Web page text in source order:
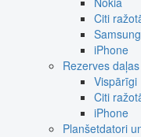
Citi
iPhone
Rezerves
Vispārīgi
Citi
iPhone
Planšetdatori